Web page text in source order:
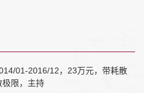
01-2016/12，23万元，带耗散
极限，主持